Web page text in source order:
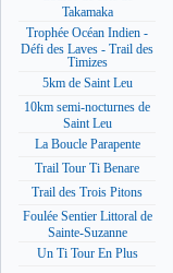
Takamaka
Trophée Océan Indien -
Défi des Laves - Trail des
Timizes
5km de Saint Leu
10km semi-nocturnes de
Saint Leu
La Boucle Parapente
Trail Tour Ti Benare
Trail des Trois Pitons
Foulée Sentier Littoral de
Sainte-Suzanne
Un Ti Tour En Plus